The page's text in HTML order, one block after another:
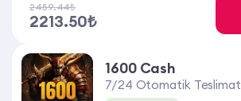
2459.44₺
2213.50₺
1600 Cash
7/24 Otomatik Teslimat